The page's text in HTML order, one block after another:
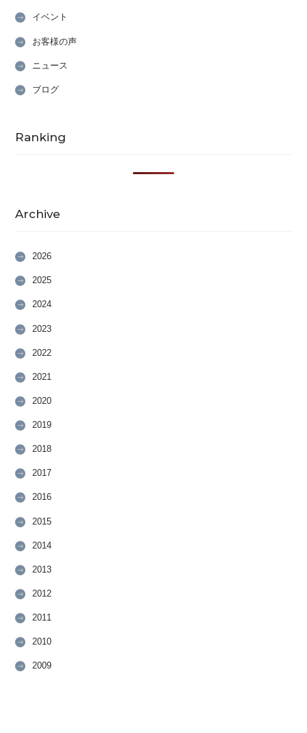
イベント
お客様の声
ニュース
ブログ
Ranking
Archive
2026
2025
2024
2023
2022
2021
2020
2019
2018
2017
2016
2015
2014
2013
2012
2011
2010
2009